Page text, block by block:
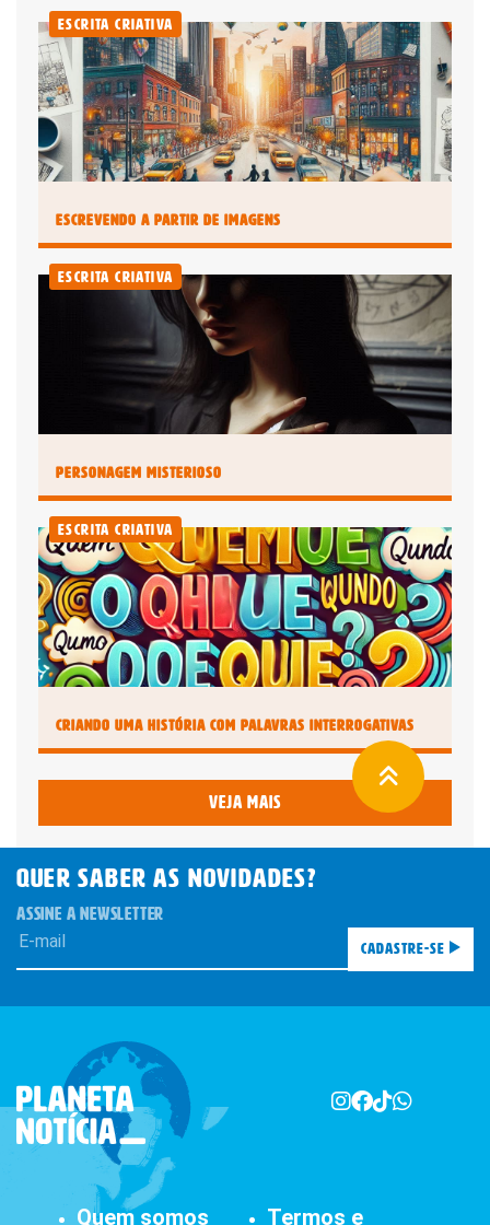
Escrita Criativa
Escrevendo a partir de Imagens
Escrita Criativa
Personagem Misterioso
Escrita Criativa
Criando uma História com Palavras Interrogativas
Veja mais
QUER SABER AS novidades?
ASSINE A NEWSLETTER
Cadastre-se
Quem somos Termos e